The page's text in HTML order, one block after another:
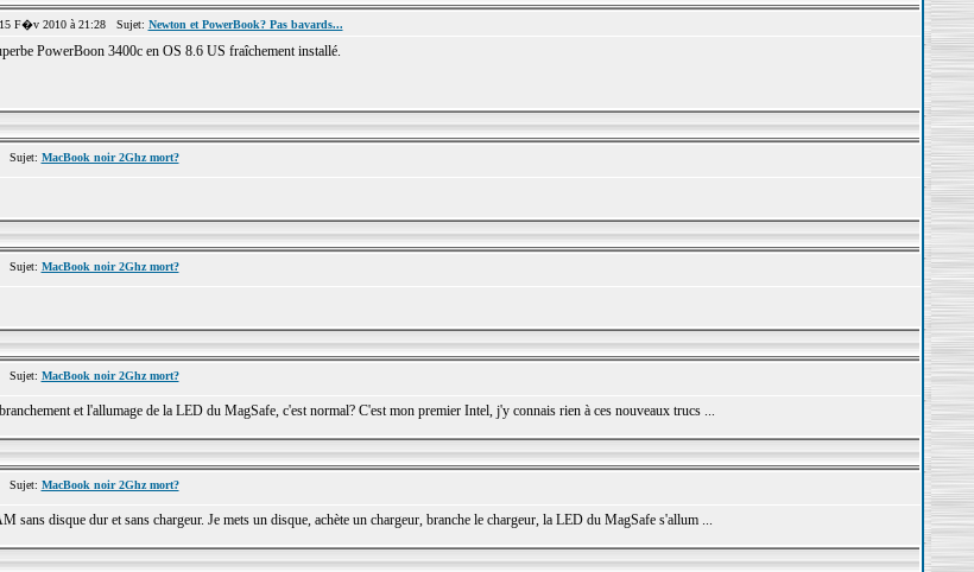
F�v 2010 à 21:28 Sujet: Newton et PowerBook? Pas bavards...
PowerBoon 3400c en OS 8.6 US fraîchement installé.
Sujet: MacBook noir 2Ghz mort?
Sujet: MacBook noir 2Ghz mort?
Sujet: MacBook noir 2Ghz mort?
et l'allumage de la LED du MagSafe, c'est normal? C'est mon premier Intel, j'y connais rien à ces nouveaux trucs ...
Sujet: MacBook noir 2Ghz mort?
disque dur et sans chargeur. Je mets un disque, achète un chargeur, branche le chargeur, la LED du MagSafe s'allum ...